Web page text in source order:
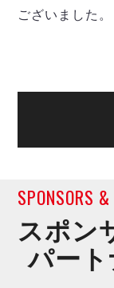
メットライ
大会概要
リガーレヴ
アグレミー
ミラクルス
記念ゴール
エスポラー
フウガドー
立川アスレ
ペスカドー
湘南ベルマー
ございました。
SPONSORS
スポン
パー